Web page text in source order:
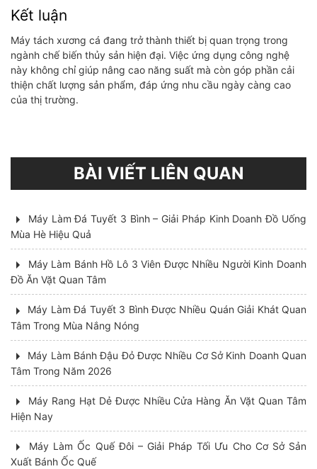
Kết luận
Máy tách xương cá đang trở thành thiết bị quan trọng trong
ngành chế biến thủy sản hiện đại. Việc ứng dụng công nghệ
này không chỉ giúp nâng cao năng suất mà còn góp phần cải
thiện chất lượng sản phẩm, đáp ứng nhu cầu ngày càng cao
của thị trường.
BÀI VIẾT LIÊN QUAN
Máy Làm Đá Tuyết 3 Bình – Giải Pháp Kinh Doanh Đồ Uống
Mùa Hè Hiệu Quả
Máy Làm Bánh Hồ Lô 3 Viên Được Nhiều Người Kinh Doanh
Đồ Ăn Vặt Quan Tâm
Máy Làm Đá Tuyết 3 Bình Được Nhiều Quán Giải Khát Quan
Tâm Trong Mùa Nắng Nóng
Máy Làm Bánh Đậu Đỏ Được Nhiều Cơ Sở Kinh Doanh Quan
Tâm Trong Năm 2026
Máy Rang Hạt Dẻ Được Nhiều Cửa Hàng Ăn Vặt Quan Tâm
Hiện Nay
Máy Làm Ốc Quế Đôi – Giải Pháp Tối Ưu Cho Cơ Sở Sản
Xuất Bánh Ốc Quế